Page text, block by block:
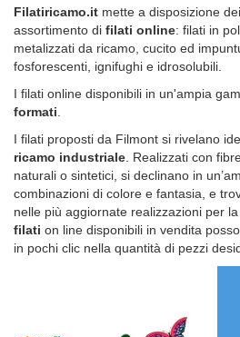
Filatiricamo.it mette a disposizione
assortimento di filati online: filati in
metalizzati da ricamo, cucito ed
fosforescenti, ignifughi e idrosolubili.
I filati online disponibili in un'ampia
formati.
I filati proposti da Filmont si rivelano
ricamo industriale. Realizzati con
naturali o sintetici, si declinano in
combinazioni di colore e fantasia, e
nelle più aggiornate realizzazioni per
filati on line disponibili in vendita
in pochi clic nella quantità di pezzi